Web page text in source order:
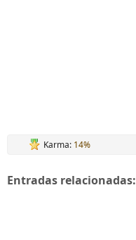
Karma: 14%
Entradas relacionadas: